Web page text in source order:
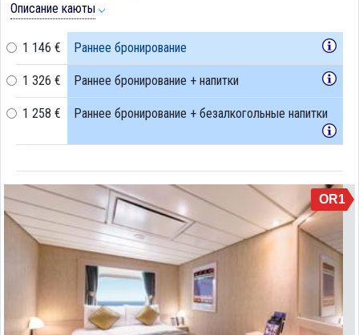
Описание каюты
1 146 € Раннее бронирование
1 326 € Раннее бронирование + напитки
1 258 € Раннее бронирование + безалкогольные напитки
OR1